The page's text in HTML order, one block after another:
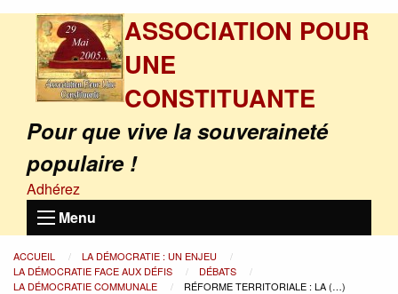
ASSOCIATION POUR
UNE
CONSTITUANTE
Pour que vive la souveraineté
populaire !
Adhérez
Menu
ACCUEIL
LA DÉMOCRATIE : UN ENJEU
LA DÉMOCRATIE FACE AUX DÉFIS
DÉBATS
LA DÉMOCRATIE COMMUNALE
RÉFORME TERRITORIALE : LA (…)